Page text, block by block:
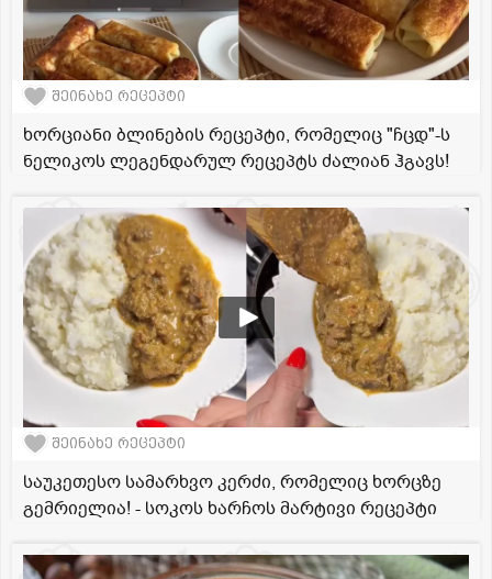
შეინახე რეცეპტი
ხორციანი ბლინების რეცეპტი, რომელიც "ჩცდ"-ს
ნელიკოს ლეგენდარულ რეცეპტს ძალიან ჰგავს!
შეინახე რეცეპტი
საუკეთესო სამარხვო კერძი, რომელიც ხორცზე
გემრიელია! - სოკოს ხარჩოს მარტივი რეცეპტი